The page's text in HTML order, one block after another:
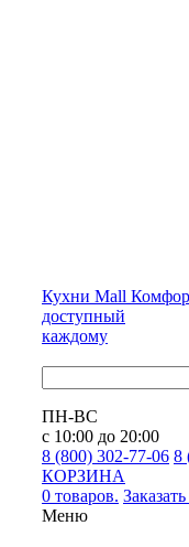
Кухни Mall
доступный
каждому
ПН-ВС
с 10:00 до 20:00
8 (800) 302-77-06 8
КОРЗИНА
0 товаров.
Меню